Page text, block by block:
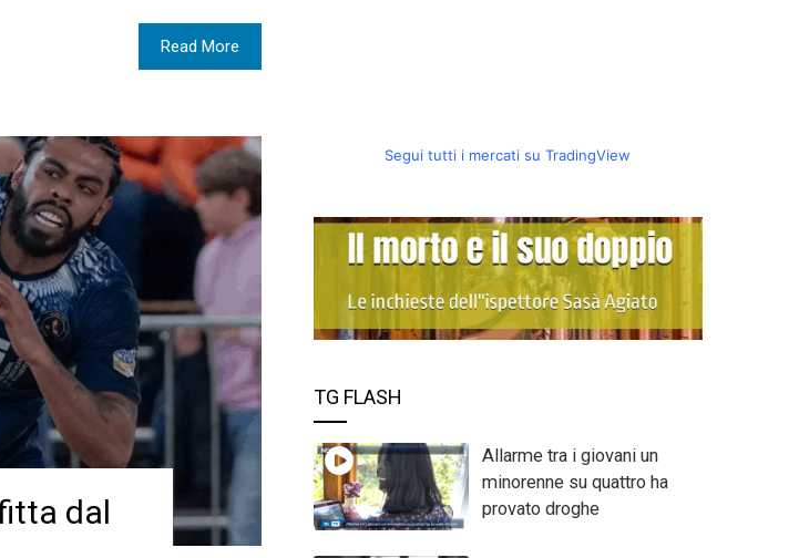
Read More
dal
Segui tutti i mercati su TradingView
TG FLASH
Allarme tra i giovani un
minorenne su quattro ha
provato droghe